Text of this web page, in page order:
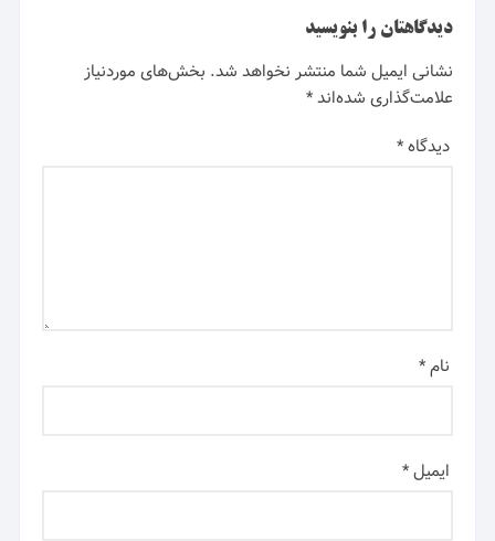
دیدگاهتان را بنویسید
نشانی ایمیل شما منتشر نخواهد شد. بخش‌های موردنیاز
علامت‌گذاری شده‌اند*
دیدگاه*
نام*
ایمیل*